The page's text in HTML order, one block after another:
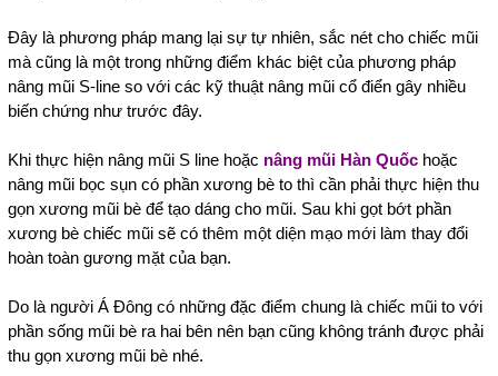
Đây là phương pháp mang lại sự tự nhiên, sắc nét cho chiếc mũi
mà cũng là một trong những điểm khác biệt của phương pháp
nâng mũi S-line so với các kỹ thuật nâng mũi cổ điển gây nhiều
biến chứng như trước đây.
Khi thực hiện nâng mũi S line hoặc nâng mũi Hàn Quốchoặc
nâng mũi bọc sụn có phần xương bè to thì cần phải thực hiện thu
gọn xương mũi bè để tạo dáng cho mũi. Sau khi gọt bớt phần
xương bè chiếc mũi sẽ có thêm một diện mạo mới làm thay đổi
hoàn toàn gương mặt của bạn.
Do là người Á Đông có những đặc điểm chung là chiếc mũi to với
phần sống mũi bè ra hai bên nên bạn cũng không tránh được phải
thu gọn xương mũi bè nhé.